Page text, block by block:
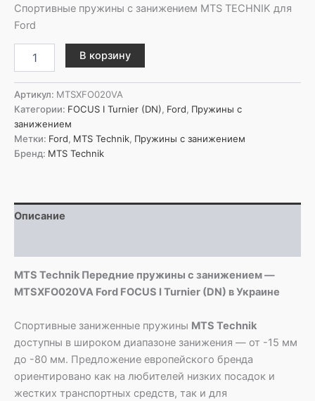
Спортивные пружины с занижением MTS TECHNIK для
Ford
товара
Technik
Передние
пружины
с
занижением
FOCUS
I
В корзину
Артикул: MTSXFO020VA
Категории: FOCUS I Turnier (DN), Ford, Пружины с
занижением
Метки: Ford, MTS Technik, Пружины с занижением
Бренд: MTS Technik
Описание
MTS Technik Передние пружины с занижением —
MTSXFO020VA Ford FOCUS I Turnier (DN) в Украине
Спортивные заниженные пружины MTS Technik
доступны в широком диапазоне занижения — от -15 мм
до -80 мм. Предложение европейского бренда
ориентировано как на любителей низких посадок и
жестких транспортных средств, так и для